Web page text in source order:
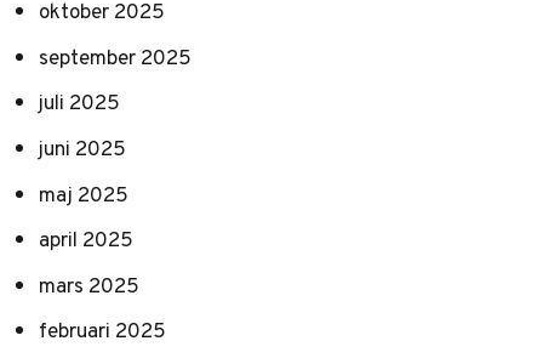
oktober 2025
september 2025
juli 2025
juni 2025
maj 2025
april 2025
mars 2025
februari 2025